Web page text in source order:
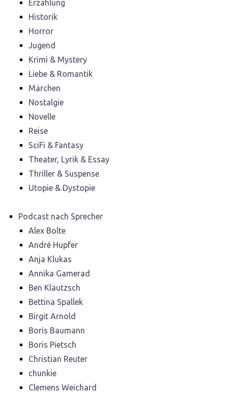
Erzählung
Historik
Horror
Jugend
Krimi & Mystery
Liebe & Romantik
Märchen
Nostalgie
Novelle
Reise
SciFi & Fantasy
Theater, Lyrik & Essay
Thriller & Suspense
Utopie & Dystopie
Podcast nach Sprecher
Alex Bolte
André Hupfer
Anja Klukas
Annika Gamerad
Ben Klautzsch
Bettina Spallek
Birgit Arnold
Boris Baumann
Boris Pietsch
Christian Reuter
chunkie
Clemens Weichard